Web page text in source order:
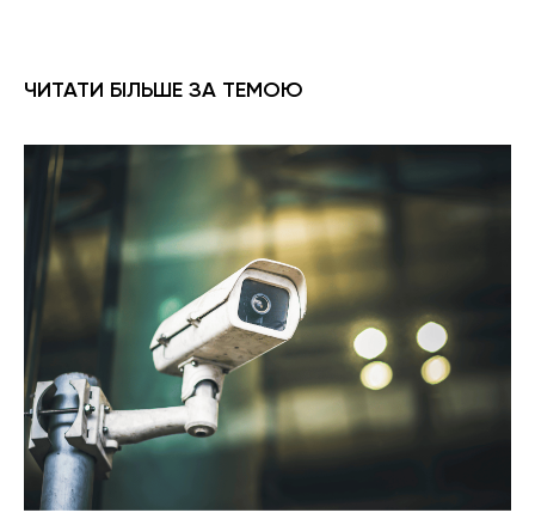
ЧИТАТИ БІЛЬШЕ ЗА ТЕМОЮ